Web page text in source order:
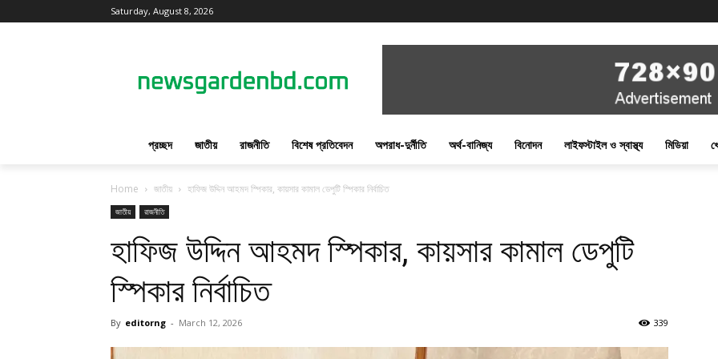
Saturday, August 8, 2026
প্রচ্ছদ জাতীয় রাজনীতি বিশেষ প্রতিবেদন অপরাধ-দুর্নীতি অর্থ-বানিজ্য বিনোদন লাইফস্টাইল ও স্বাস্থ্য মিডিয়া
Home জাতীয় হাফিজ উদ্দিন আহমদ স্পিকার, কায়সার কামাল ডেপুটি স্পিকার নির্বাচিত
জাতীয় রাজনীতি
হাফিজ উদ্দিন আহমদ স্পিকার, কায়সার কামাল ডেপুটি
স্পিকার নির্বাচিত
By editorng - March 12, 2026 339